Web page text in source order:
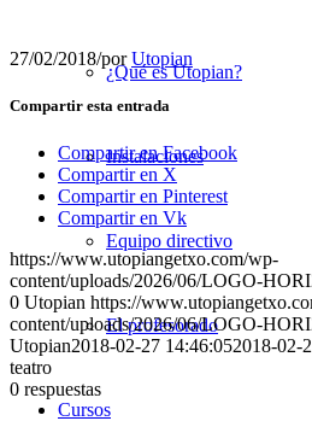
¿Qué es Utopian?
Instalaciones
Equipo directivo
El profesorado
Cursos
27/02/2018/porUtopian
Compartir esta entrada
Compartir en Facebook
Compartir en X
Compartir en Pinterest
Compartir en Vk
https://www.utopiangetxo.com/wp-
content/uploads/2026/06/LOGO-
0 Utopian https://
content/uploads/2026/06/LOGO-
Utopian2018-02-27 14:46:052018-02-
teatro
0 respuestas